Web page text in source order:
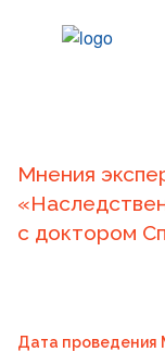
Мнения
с доктором
Дата проведения